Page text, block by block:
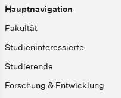
Hauptnavigation
Fakultät
Studieninteressierte
Studierende
Forschung & Entwicklung